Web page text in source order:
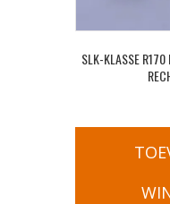
SLK-KLASSE R170